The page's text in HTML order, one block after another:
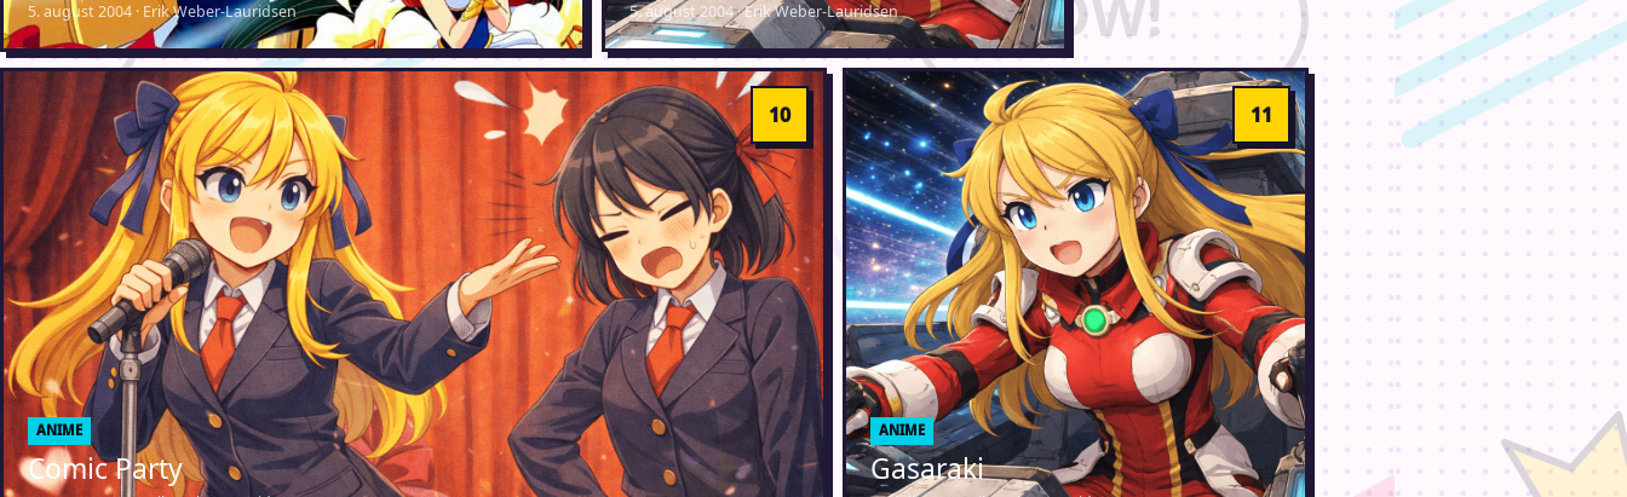
5. august 2004 · Erik Weber-Lauridsen 5. august 2004 · Erik Weber-Lauridsen
ANIME
Comic Party
ANIME
Gasaraki